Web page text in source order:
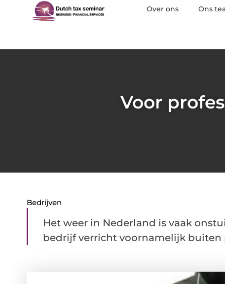
Over ons Ons
Voor
Bedrijven
Het weer in Nederland is vaak
bedrijf verricht voornamelijk buiten